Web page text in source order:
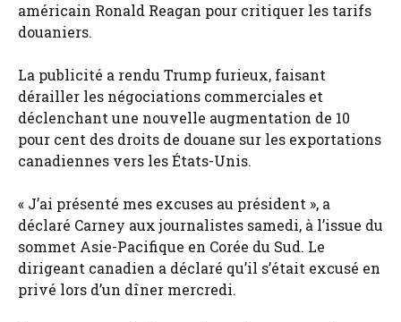
américain Ronald Reagan pour critiquer les tarifs
douaniers.
La publicité a rendu Trump furieux, faisant
dérailler les négociations commerciales et
déclenchant une nouvelle augmentation de 10
pour cent des droits de douane sur les exportations
canadiennes vers les États-Unis.
« J’ai présenté mes excuses au président », a
déclaré Carney aux journalistes samedi, à l’issue du
sommet Asie-Pacifique en Corée du Sud. Le
dirigeant canadien a déclaré qu’il s’était excusé en
privé lors d’un dîner mercredi.